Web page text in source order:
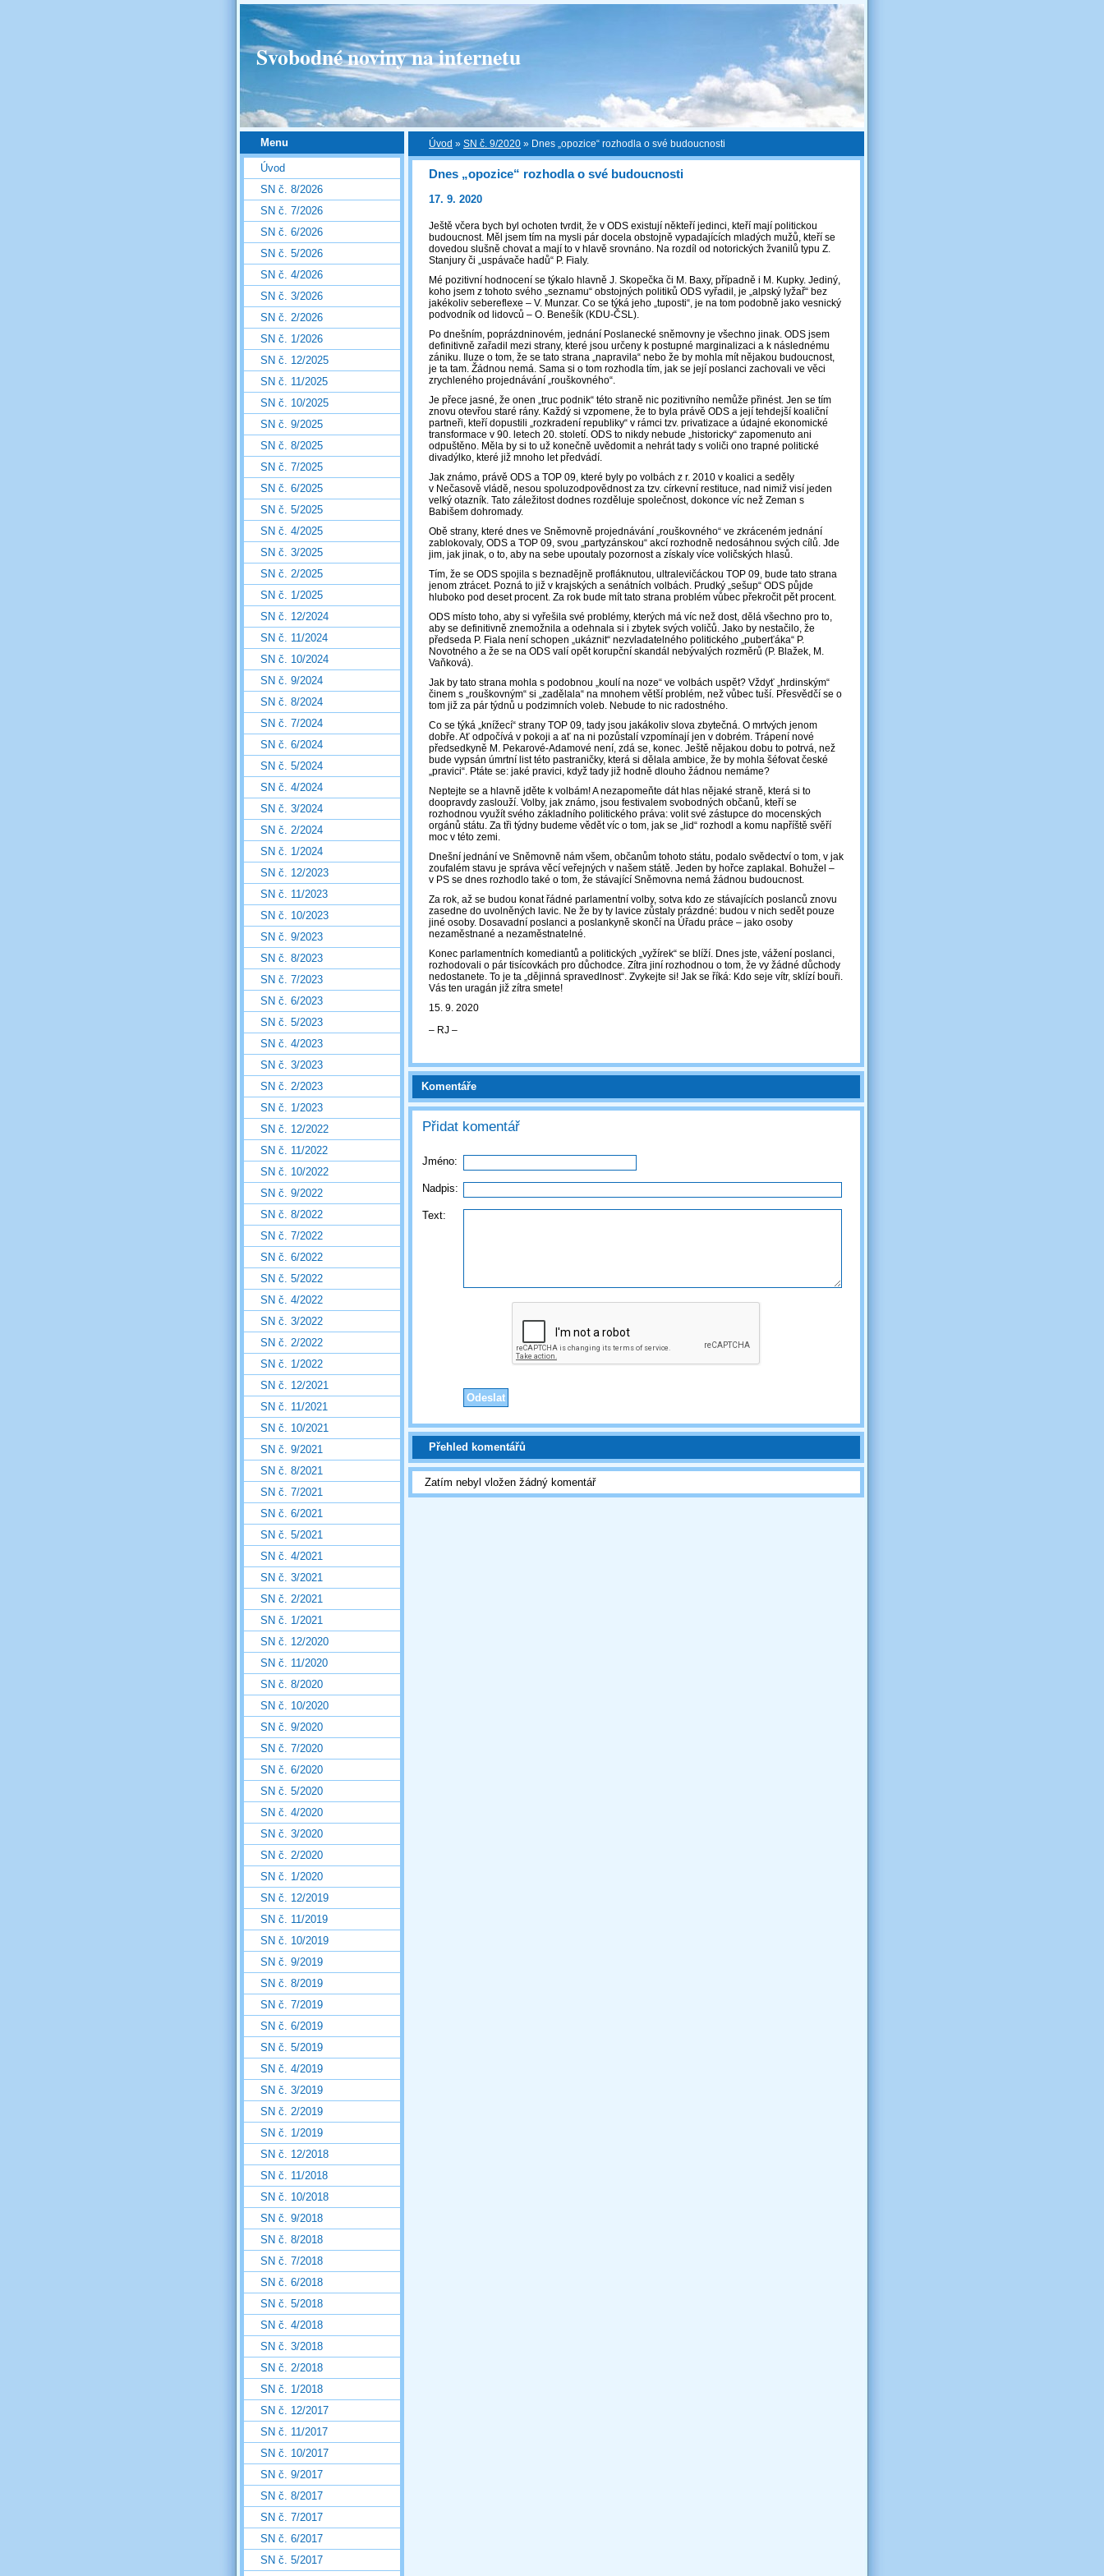
Svobodné noviny na internetu
Úvod » SN č. 9/2020 » Dnes „opozice“ rozhodla o své budoucnosti
Dnes „opozice“ rozhodla o své budoucnosti
17. 9. 2020
Ještě včera bych byl ochoten tvrdit, že v ODS existují někteří jedinci, kteří mají politickou
budoucnost. Měl jsem tím na mysli pár docela obstojně vypadajících mladých mužů, kteří se
dovedou slušně chovat a mají to v hlavě srovnáno. Na rozdíl od notorických žvanilů typu Z.
Stanjury či „uspávače hadů“ P. Fialy.
Mé pozitivní hodnocení se týkalo hlavně J. Skopečka či M. Baxy, případně i M. Kupky. Jediný,
koho jsem z tohoto svého „seznamu“ obstojných politiků ODS vyřadil, je „alpský lyžař“ bez
jakékoliv sebereflexe – V. Munzar. Co se týká jeho „tuposti“, je na tom podobně jako vesnický
podvodník od lidovců – O. Benešík (KDU-ČSL).
Po dnešním, poprázdninovém, jednání Poslanecké sněmovny je všechno jinak. ODS jsem
definitivně zařadil mezi strany, které jsou určeny k postupné marginalizaci a k následnému
zániku. Iluze o tom, že se tato strana „napravila“ nebo že by mohla mít nějakou budoucnost,
je ta tam. Žádnou nemá. Sama si o tom rozhodla tím, jak se její poslanci zachovali ve věci
zrychleného projednávání „rouškovného“.
Je přece jasné, že onen „truc podnik“ této straně nic pozitivního nemůže přinést. Jen se tím
znovu otevřou staré rány. Každý si vzpomene, že to byla právě ODS a její tehdejší koaliční
partneři, kteří dopustili „rozkradení republiky“ v rámci tzv. privatizace a údajné ekonomické
transformace v 90. letech 20. století. ODS to nikdy nebude „historicky“ zapomenuto ani
odpuštěno. Měla by si to už konečně uvědomit a nehrát tady s voliči ono trapné politické
divadýlko, které již mnoho let předvádí.
Jak známo, právě ODS a TOP 09, které byly po volbách z r. 2010 v koalici a seděly
v Nečasově vládě, nesou spoluzodpovědnost za tzv. církevní restituce, nad nimiž visí jeden
velký otazník. Tato záležitost dodnes rozděluje společnost, dokonce víc než Zeman s
Babišem dohromady.
Obě strany, které dnes ve Sněmovně projednávání „rouškovného“ ve zkráceném jednání
zablokovaly, ODS a TOP 09, svou „partyzánskou“ akcí rozhodně nedosáhnou svých cílů. Jde
jim, jak jinak, o to, aby na sebe upoutaly pozornost a získaly více voličských hlasů.
Tím, že se ODS spojila s beznadějně profláknutou, ultralevičáckou TOP 09, bude tato strana
jenom ztrácet. Pozná to již v krajských a senátních volbách. Prudký „sešup“ ODS půjde
hluboko pod deset procent. Za rok bude mít tato strana problém vůbec překročit pět procent.
ODS místo toho, aby si vyřešila své problémy, kterých má víc než dost, dělá všechno pro to,
aby se definitivně znemožnila a odehnala si i zbytek svých voličů. Jako by nestačilo, že
předseda P. Fiala není schopen „ukáznit“ nezvladatelného politického „puberťáka“ P.
Novotného a že se na ODS valí opět korupční skandál nebývalých rozměrů (P. Blažek, M.
Vaňková).
Jak by tato strana mohla s podobnou „koulí na noze“ ve volbách uspět? Vždyť „hrdinským“
činem s „rouškovným“ si „zadělala“ na mnohem větší problém, než vůbec tuší. Přesvědčí se o
tom již za pár týdnů u podzimních voleb. Nebude to nic radostného.
Co se týká „knížecí“ strany TOP 09, tady jsou jakákoliv slova zbytečná. O mrtvých jenom
dobře. Ať odpočívá v pokoji a ať na ni pozůstalí vzpomínají jen v dobrém. Trápení nové
předsedkyně M. Pekarové-Adamové není, zdá se, konec. Ještě nějakou dobu to potrvá, než
bude vypsán úmrtní list této pastraničky, která si dělala ambice, že by mohla šéfovat české
„pravici“. Ptáte se: jaké pravici, když tady již hodně dlouho žádnou nemáme?
Neptejte se a hlavně jděte k volbám! A nezapomeňte dát hlas nějaké straně, která si to
doopravdy zaslouží. Volby, jak známo, jsou festivalem svobodných občanů, kteří se
rozhodnou využít svého základního politického práva: volit své zástupce do mocenských
orgánů státu. Za tři týdny budeme vědět víc o tom, jak se „lid“ rozhodl a komu napříště svěří
moc v této zemi.
Dnešní jednání ve Sněmovně nám všem, občanům tohoto státu, podalo svědectví o tom, v jak
zoufalém stavu je správa věcí veřejných v našem státě. Jeden by hořce zaplakal. Bohužel –
v PS se dnes rozhodlo také o tom, že stávající Sněmovna nemá žádnou budoucnost.
Za rok, až se budou konat řádné parlamentní volby, sotva kdo ze stávajících poslanců znovu
zasedne do uvolněných lavic. Ne že by ty lavice zůstaly prázdné: budou v nich sedět pouze
jiné osoby. Dosavadní poslanci a poslankyně skončí na Úřadu práce – jako osoby
nezaměstnané a nezaměstnatelné.
Konec parlamentních komediantů a politických „vyžírek“ se blíží. Dnes jste, vážení poslanci,
rozhodovali o pár tisícovkách pro důchodce. Zítra jiní rozhodnou o tom, že vy žádné důchody
nedostanete. To je ta „dějinná spravedlnost“. Zvykejte si! Jak se říká: Kdo seje vítr, sklízí bouři.
Vás ten uragán již zítra smete!
15. 9. 2020
‒ RJ ‒
Komentáře
Přidat komentář
Jméno:
Nadpis:
Text:
Přehled komentářů
Zatím nebyl vložen žádný komentář
Menu
Úvod
SN č. 8/2026
SN č. 7/2026
SN č. 6/2026
SN č. 5/2026
SN č. 4/2026
SN č. 3/2026
SN č. 2/2026
SN č. 1/2026
SN č. 12/2025
SN č. 11/2025
SN č. 10/2025
SN č. 9/2025
SN č. 8/2025
SN č. 7/2025
SN č. 6/2025
SN č. 5/2025
SN č. 4/2025
SN č. 3/2025
SN č. 2/2025
SN č. 1/2025
SN č. 12/2024
SN č. 11/2024
SN č. 10/2024
SN č. 9/2024
SN č. 8/2024
SN č. 7/2024
SN č. 6/2024
SN č. 5/2024
SN č. 4/2024
SN č. 3/2024
SN č. 2/2024
SN č. 1/2024
SN č. 12/2023
SN č. 11/2023
SN č. 10/2023
SN č. 9/2023
SN č. 8/2023
SN č. 7/2023
SN č. 6/2023
SN č. 5/2023
SN č. 4/2023
SN č. 3/2023
SN č. 2/2023
SN č. 1/2023
SN č. 12/2022
SN č. 11/2022
SN č. 10/2022
SN č. 9/2022
SN č. 8/2022
SN č. 7/2022
SN č. 6/2022
SN č. 5/2022
SN č. 4/2022
SN č. 3/2022
SN č. 2/2022
SN č. 1/2022
SN č. 12/2021
SN č. 11/2021
SN č. 10/2021
SN č. 9/2021
SN č. 8/2021
SN č. 7/2021
SN č. 6/2021
SN č. 5/2021
SN č. 4/2021
SN č. 3/2021
SN č. 2/2021
SN č. 1/2021
SN č. 12/2020
SN č. 11/2020
SN č. 8/2020
SN č. 10/2020
SN č. 9/2020
SN č. 7/2020
SN č. 6/2020
SN č. 5/2020
SN č. 4/2020
SN č. 3/2020
SN č. 2/2020
SN č. 1/2020
SN č. 12/2019
SN č. 11/2019
SN č. 10/2019
SN č. 9/2019
SN č. 8/2019
SN č. 7/2019
SN č. 6/2019
SN č. 5/2019
SN č. 4/2019
SN č. 3/2019
SN č. 2/2019
SN č. 1/2019
SN č. 12/2018
SN č. 11/2018
SN č. 10/2018
SN č. 9/2018
SN č. 8/2018
SN č. 7/2018
SN č. 6/2018
SN č. 5/2018
SN č. 4/2018
SN č. 3/2018
SN č. 2/2018
SN č. 1/2018
SN č. 12/2017
SN č. 11/2017
SN č. 10/2017
SN č. 9/2017
SN č. 8/2017
SN č. 7/2017
SN č. 6/2017
SN č. 5/2017